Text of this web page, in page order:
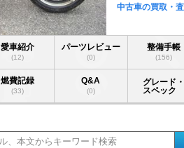
中古車の買取・
愛車紹介
(12)
パーツレビュー
(0)
整備手帳
(156)
燃費記録
(33)
Q&A
(0)
グレード・
スペック